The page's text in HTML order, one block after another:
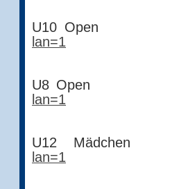
U10 Open
lan=1
U8 Open
lan=1
U12 Mädchen
lan=1